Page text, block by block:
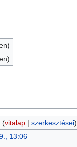
(vitalap| szerkesztései)
13:06